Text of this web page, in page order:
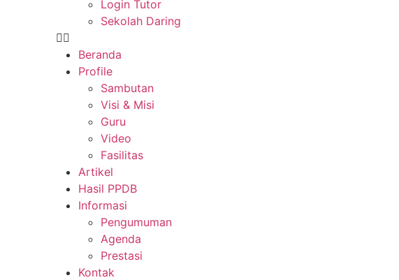
Login Tutor
Sekolah Daring
Beranda
Profile
Sambutan
Visi & Misi
Guru
Video
Fasilitas
Artikel
Hasil PPDB
Informasi
Pengumuman
Agenda
Prestasi
Kontak